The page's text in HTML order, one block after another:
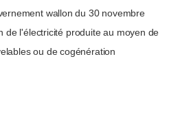
wallon du 30 novembre
de l'électricité produite au moyen de
ou de cogénération